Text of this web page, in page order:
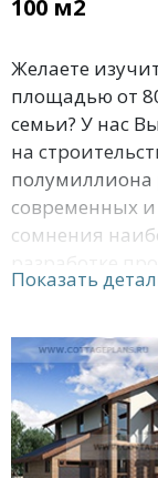
100 м2
Желаете
площадью от
семьи? У нас
на
современных и
сомнения
нами. Но мы
Помимо этого,
заказ прямо
время суток.
Показать